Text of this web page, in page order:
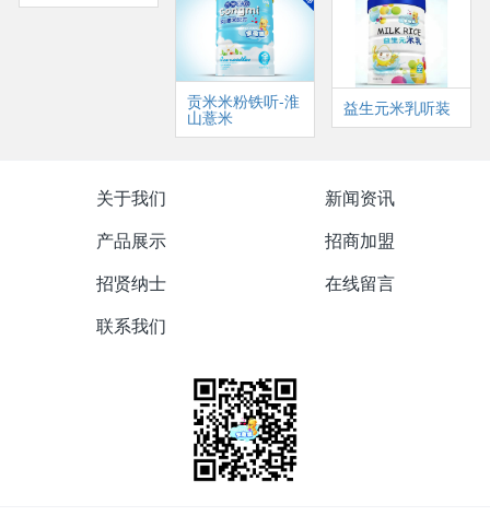
贡米米粉铁听-淮
山薏米 益生元米乳听装
关于我们
新闻资讯
产品展示
招商加盟
招贤纳士
在线留言
联系我们